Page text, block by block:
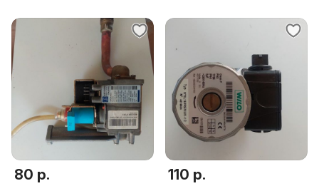
80 р. 110 р.